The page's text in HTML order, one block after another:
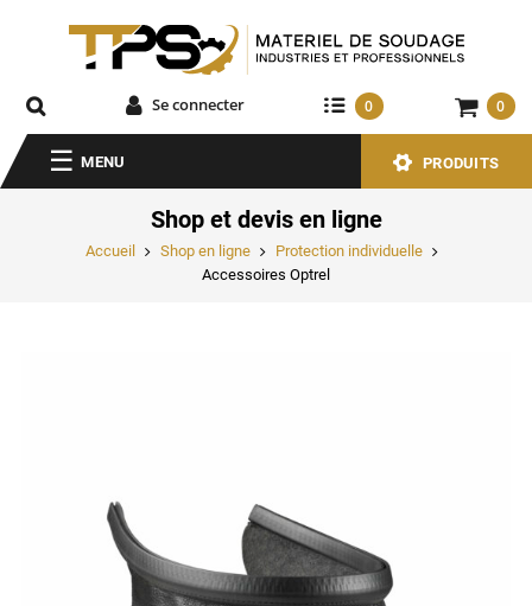
Se connecter 0 0
MENU PRODUITS
Shop et devis en ligne
Accueil Shop en ligne
Protection individuelle
Accessoires Optrel